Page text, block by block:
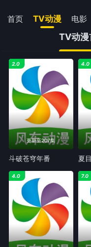
首页 TV动漫 电影
我的观
TV动漫
更新至207集
2.0
斗破苍穹年番
4.0
夏
4.0 7.0